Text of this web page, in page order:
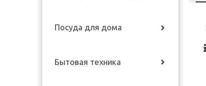
Посуда для дома
Бытовая техника